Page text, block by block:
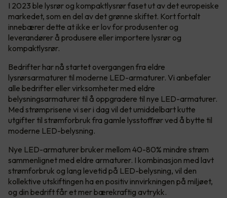
I 2023 ble lysrør og kompaktlysrør faset ut av det europeiske
markedet, som en del av det grønne skiftet. Kort fortalt
innebærer dette at ikke er lov for produsenter og
leverandører å produsere eller importere lysrør og
kompaktlysrør.
Bedrifter har nå startet overgangen fra eldre
lysrørsarmaturer til moderne LED-armaturer. Vi anbefaler
alle bedrifter eller virksomheter med eldre
belysningsarmaturer til å oppgradere til nye LED-armaturer.
Med strømprisene vi ser i dag vil det umiddelbart kutte
utgifter til strømforbruk fra gamle lysstoffrør ved å bytte til
moderne LED-belysning.
Nye LED-armaturer bruker mellom 40-80% mindre strøm
sammenlignet med eldre armaturer. I kombinasjon med lavt
strømforbruk og lang levetid på LED-belysning, vil den
kollektive utskiftingen ha en positiv innvirkningen på miljøet,
og din bedrift får et mer bærekraftig avtrykk.